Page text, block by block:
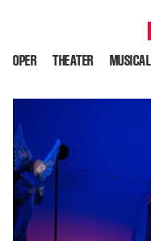
OPER THEATER MUSICAL